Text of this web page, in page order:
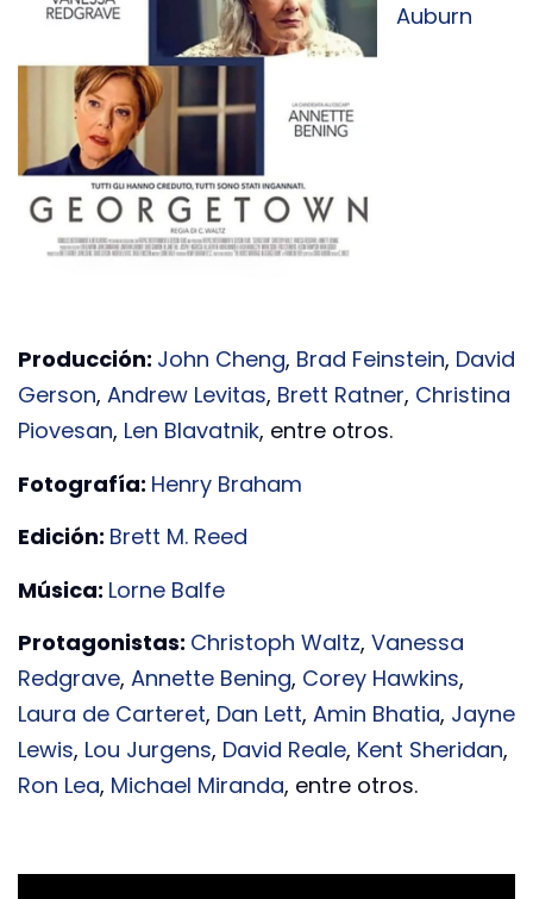
Auburn
Producción: John Cheng, Brad Feinstein, David
Gerson, Andrew Levitas, Brett Ratner, Christina
Piovesan, Len Blavatnik, entre otros.
Fotografía: Henry Braham
Edición: Brett M. Reed
Música: Lorne Balfe
Protagonistas: Christoph Waltz, Vanessa
Redgrave, Annette Bening, Corey Hawkins,
Laura de Carteret, Dan Lett, Amin Bhatia, Jayne
Lewis, Lou Jurgens, David Reale, Kent Sheridan,
Ron Lea, Michael Miranda, entre otros.